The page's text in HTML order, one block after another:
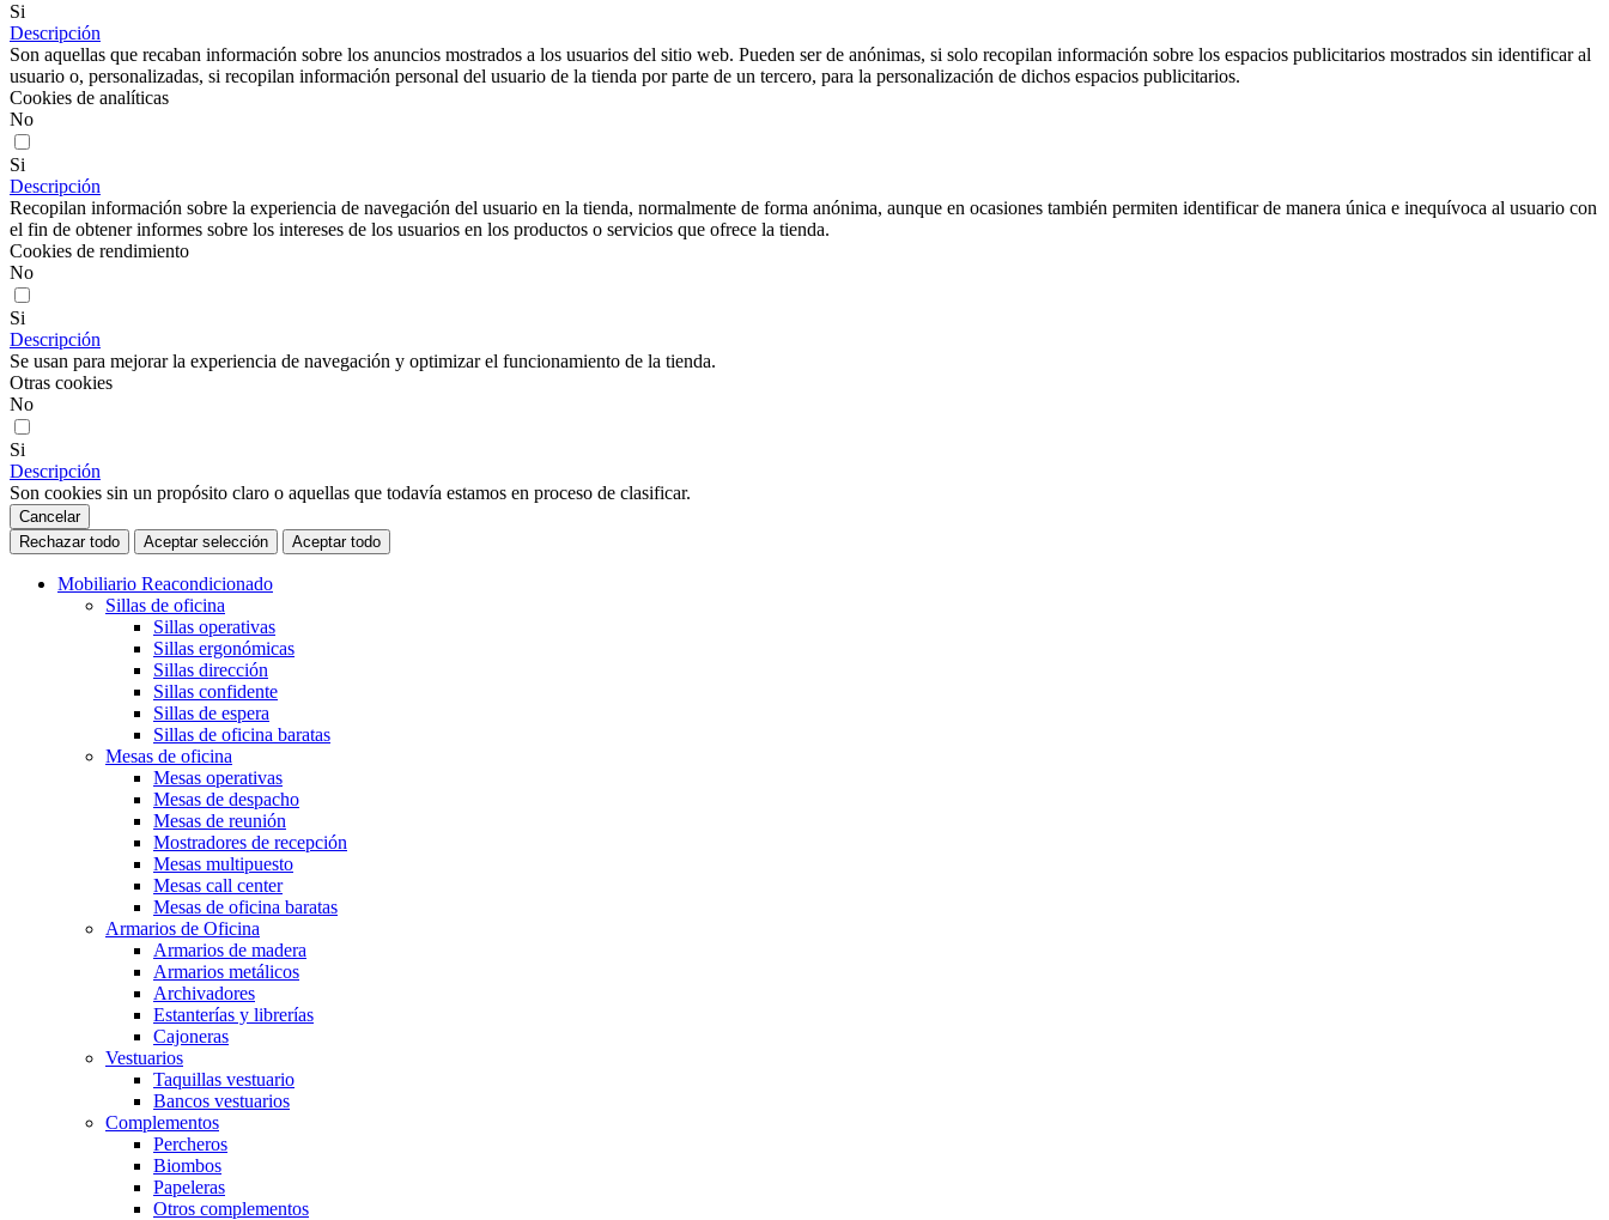
Si
Descripción
Son aquellas que recaban información sobre los anuncios mostrados a los usuarios del sitio web. Pueden ser de anónimas, si solo recopilan información sobre los espacios publicitarios mostrados sin identificar al
usuario o, personalizadas, si recopilan información personal del usuario de la tienda por parte de un tercero, para la personalización de dichos espacios publicitarios.
Cookies de analíticas
No
Si
Descripción
Recopilan información sobre la experiencia de navegación del usuario en la tienda, normalmente de forma anónima, aunque en ocasiones también permiten identificar de manera única e inequívoca al usuario con
el fin de obtener informes sobre los intereses de los usuarios en los productos o servicios que ofrece la tienda.
Cookies de rendimiento
No
Si
Descripción
Se usan para mejorar la experiencia de navegación y optimizar el funcionamiento de la tienda.
Otras cookies
No
Si
Descripción
Son cookies sin un propósito claro o aquellas que todavía estamos en proceso de clasificar.
Cancelar
Rechazar todo
Aceptar selección Aceptar todo
Mobiliario Reacondicionado
Sillas de oficina
Sillas operativas
Sillas ergonómicas
Sillas dirección
Sillas confidente
Sillas de espera
Sillas de oficina baratas
Mesas de oficina
Mesas operativas
Mesas de despacho
Mesas de reunión
Mostradores de recepción
Mesas multipuesto
Mesas call center
Mesas de oficina baratas
Armarios de Oficina
Armarios de madera
Armarios metálicos
Archivadores
Estanterías y librerías
Cajoneras
Vestuarios
Taquillas vestuario
Bancos vestuarios
Complementos
Percheros
Biombos
Papeleras
Otros complementos